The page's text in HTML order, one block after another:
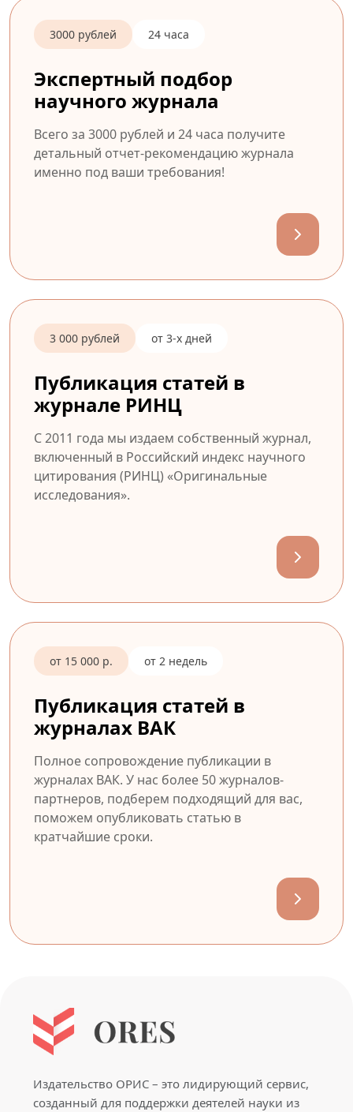
3000 рублей 24 часа
Экспертный подбор
научного журнала
Всего за 3000 рублей и 24 часа получите
детальный отчет-рекомендацию журнала
именно под ваши требования!
3 000 рублей от 3-х дней
Публикация статей в
журнале РИНЦ
С 2011 года мы издаем собственный журнал,
включенный в Российский индекс научного
цитирования (РИНЦ) «Оригинальные
исследования».
от 15 000 р. от 2 недель
Публикация статей в
журналах ВАК
Полное сопровождение публикации в
журналах ВАК. У нас более 50 журналов-
партнеров, подберем подходящий для вас,
поможем опубликовать статью в
кратчайшие сроки.
Издательство ОРИС – это лидирующий сервис,
созданный для поддержки деятелей науки из